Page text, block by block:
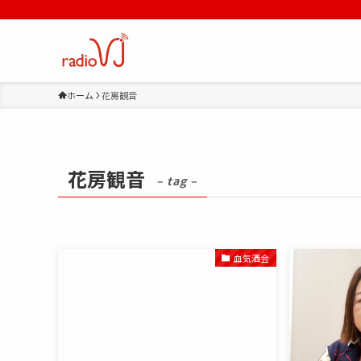
ホーム 花房観音
花房観音 – tag –
血気酒会